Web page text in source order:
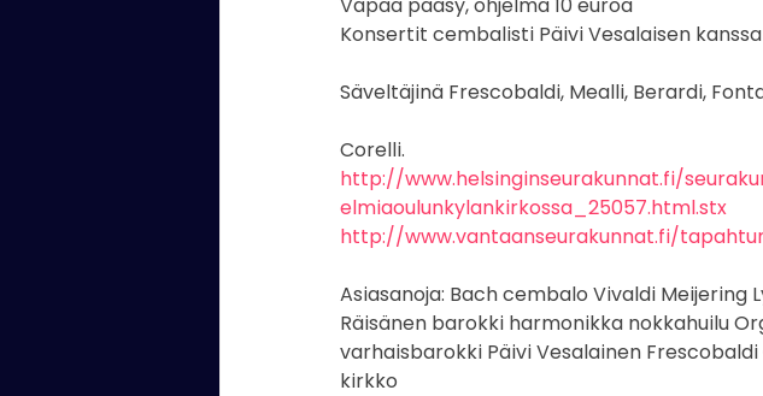
Konsertit cembalisti Päivi Vesalaisen
Säveltäjinä Frescobaldi, Mealli, Berardi,
Corelli.
http://www.helsinginseurakunnat.fi/
elmiaoulunkylankirkossa_25057.html.stx
http://www.vantaanseurakunnat.fi/
Asiasanoja: Bach cembalo Vivaldi
Räisänen barokki harmonikka nokkahuilu
varhaisbarokki Päivi Vesalainen
kirkko